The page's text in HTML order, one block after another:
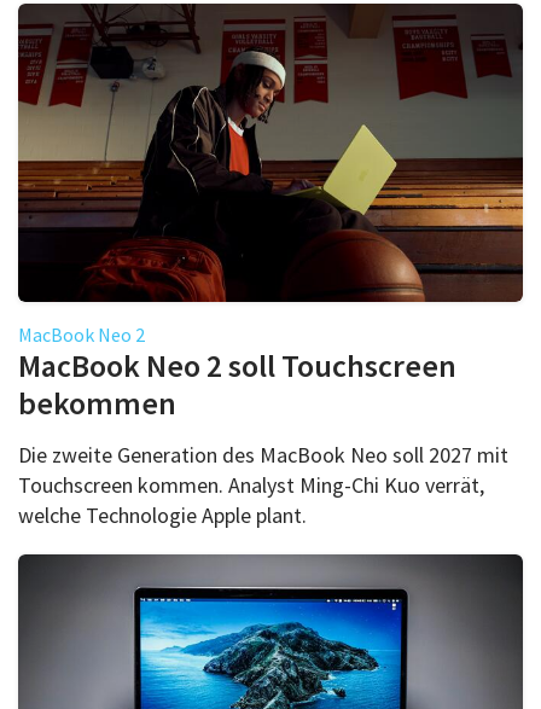
MacBook Neo 2
MacBook Neo 2 soll Touchscreen
bekommen
Die zweite Generation des MacBook Neo soll 2027 mit
Touchscreen kommen. Analyst Ming-Chi Kuo verrät,
welche Technologie Apple plant.